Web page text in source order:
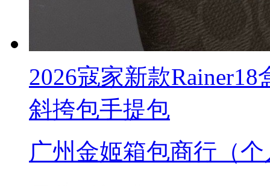
2026寇家新款
斜挎包手提包
广州金姬箱包商行（